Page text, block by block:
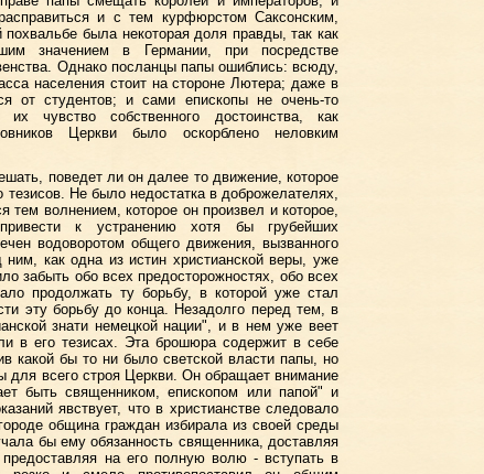
и с тем курфюрстом Саксонским,
похвальбе была некоторая доля правды, так как
значением в Германии, при посредстве
Однако посланцы папы ошиблись: всюду,
населения стоит на стороне Лютера; даже в
от студентов; и сами епископы не очень-то
чувство собственного достоинства, как
Церкви было оскорблено неловким
поведет ли он далее то движение, которое
Не было недостатка в доброжелателях,
тем волнением, которое он произвел и которое,
к устранению хотя бы грубейших
водоворотом общего движения, вызванного
как одна из истин христианской веры, уже
забыть обо всех предосторожностях, обо всех
продолжать ту борьбу, в которой уже стал
эту борьбу до конца. Незадолго перед тем, в
знати немецкой нации", и в нем уже веет
в его тезисах. Эта брошюра содержит в себе
какой бы то ни было светской власти папы, но
для всего строя Церкви. Он обращает внимание
быть священником, епископом или папой" и
явствует, что в христианстве следовало
община граждан избирала из своей среды
бы ему обязанность священника, доставляя
на его полную волю - вступать в